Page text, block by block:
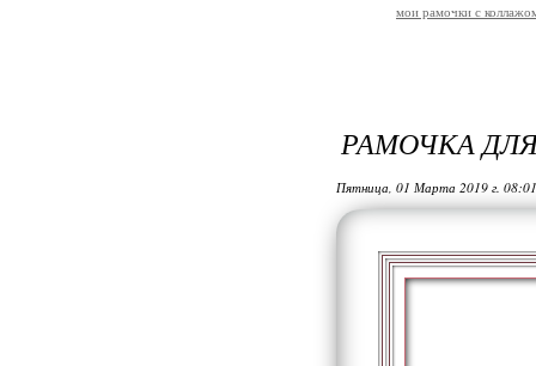
мои рамочки с
РАМОЧКА
Пятница, 01 Марта 2019 г.